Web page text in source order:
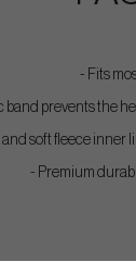
- Fits
band prevents the
soft fleece inner
- Premium